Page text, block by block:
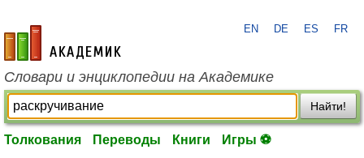
academic.ru
EN DE ES FR
Словари и энциклопедии на Академике
Найти!
Толкования Переводы Книги Игры ⚽